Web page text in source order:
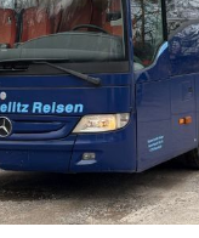
invităm să verificați
Vă oferim asistență
a datelor pentru
elaborarea
pentru vamă, dacă
de conducere sunt
programare telefonică!
se fac la cerere. Vizitați